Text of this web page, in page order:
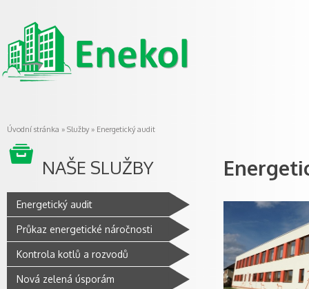
Úvodní stránka » Služby» Energetický audit
NAŠE SLUŽBY
Energetický audit
Průkaz energetické náročnosti
Kontrola kotlů a rozvodů
Nová zelená úsporám